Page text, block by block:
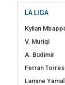
LA LIGA
Kylian
V. Muriqi
A. Budimir
Ferran Torres
Lamine Yamal